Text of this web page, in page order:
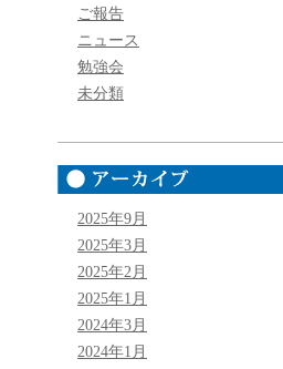
ご報告
ニュース
勉強会
未分類
2025年9月
2025年3月
2025年2月
2025年1月
2024年3月
2024年1月